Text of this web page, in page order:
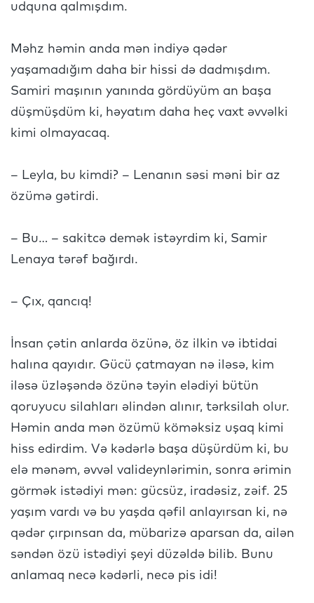
udquna qalmışdım.
Məhz həmin anda mən indiyə qədər
yaşamadığım daha bir hissi də dadmışdım.
Samiri maşının yanında gördüyüm an başa
düşmüşdüm ki, həyatım daha heç vaxt əvvəlki
kimi olmayacaq.
– Leyla, bu kimdi? – Lenanın səsi məni bir az
özümə gətirdi.
– Bu… – sakitcə demək istəyrdim ki, Samir
Lenaya tərəf bağırdı.
– Çıx, qancıq!
İnsan çətin anlarda özünə, öz ilkin və ibtidai
halına qayıdır. Gücü çatmayan nə iləsə, kim
iləsə üzləşəndə özünə təyin elədiyi bütün
qoruyucu silahları əlindən alınır, tərksilah olur.
Həmin anda mən özümü köməksiz uşaq kimi
hiss edirdim. Və kədərlə başa düşürdüm ki, bu
elə mənəm, əvvəl valideynlərimin, sonra ərimin
görmək istədiyi mən: gücsüz, iradəsiz, zəif. 25
yaşım vardı və bu yaşda qəfil anlayırsan ki, nə
qədər çırpınsan da, mübarizə aparsan da, ailən
səndən özü istədiyi şeyi düzəldə bilib. Bunu
anlamaq necə kədərli, necə pis idi!